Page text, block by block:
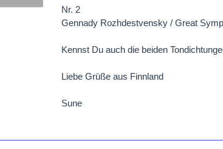
Nr. 2
Gennady Rozhdestvensky / Great
Kennst Du auch die beiden
Liebe Grüße aus Finnland
Sune